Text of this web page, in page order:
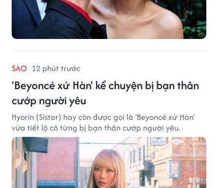
SAO 12 phút trước
'Beyoncé xứ Hàn' kể chuyện bị bạn thân
cướp người yêu
Hyorin (Sistar) hay còn được gọi là 'Beyoncé xứ Hàn'
vừa tiết lộ cô từng bị bạn thân cướp người yêu.